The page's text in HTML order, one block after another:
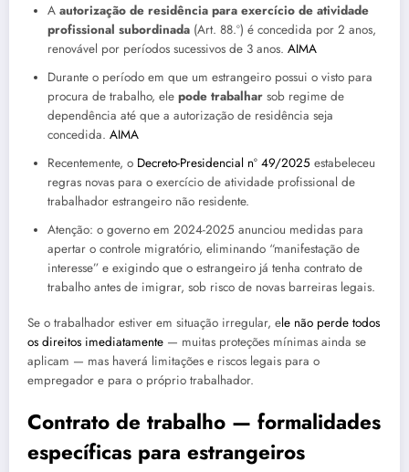
A autorização de residência para exercício de atividade
profissional subordinada (Art. 88.º) é concedida por 2 anos,
renovável por períodos sucessivos de 3 anos. AIMA
Durante o período em que um estrangeiro possui o visto para
procura de trabalho, ele pode trabalhar sob regime de
dependência até que a autorização de residência seja
concedida. AIMA
Recentemente, o Decreto-Presidencial nº 49/2025 estabeleceu
regras novas para o exercício de atividade profissional de
trabalhador estrangeiro não residente.
Atenção: o governo em 2024-2025 anunciou medidas para
apertar o controle migratório, eliminando “manifestação de
interesse” e exigindo que o estrangeiro já tenha contrato de
trabalho antes de imigrar, sob risco de novas barreiras legais.
Se o trabalhador estiver em situação irregular, ele não perde todos
os direitos imediatamente — muitas proteções mínimas ainda se
aplicam — mas haverá limitações e riscos legais para o
empregador e para o próprio trabalhador.
Contrato de trabalho — formalidades
específicas para estrangeiros